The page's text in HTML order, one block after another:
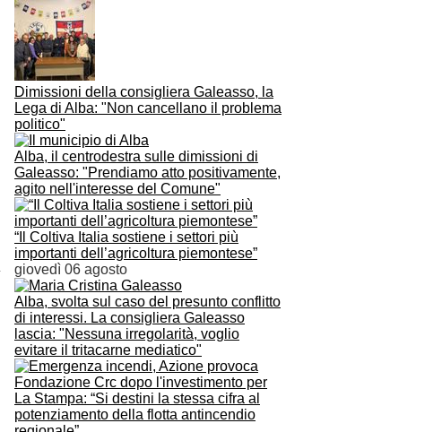
Dimissioni della consigliera Galeasso, la
Lega di Alba: "Non cancellano il problema
politico"
Alba, il centrodestra sulle dimissioni di
Galeasso: "Prendiamo atto positivamente,
agito nell'interesse del Comune"
“Il Coltiva Italia sostiene i settori più
importanti dell’agricoltura piemontese”
giovedì 06 agosto
Alba, svolta sul caso del presunto conflitto
di interessi. La consigliera Galeasso
lascia: "Nessuna irregolarità, voglio
evitare il tritacarne mediatico"